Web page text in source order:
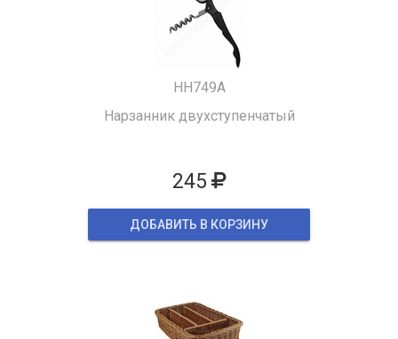
HH749A
Нарзанник двухступенчатый
245
ДОБАВИТЬ В КОРЗИНУ